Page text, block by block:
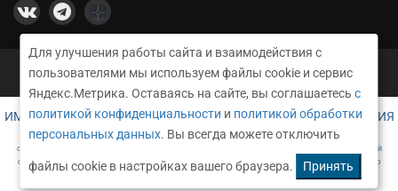
Для улучшения работы сайта и взаимодействия с
пользователями мы используем файлы cookie и сервис
Яндекс.Метрика. Оставаясь на сайте, вы соглашаетесьс
политикой конфиденциальности и политикой обработки
персональных данных. Вы всегда можете отключить
файлы cookie в настройках вашего браузера. Принять
©2026 Сеть медицинских центров Никсор
Техническое сопровождение и создание сайта RusGrup
ИМЕЮТСЯ ПРОТИВОПОКАЗАНИЯ. НЕОБХОДИМА КОНСУЛЬТАЦИЯ
СПЕЦИАЛИСТА
САЙТ НОСИТ ИСКЛЮЧИТЕЛЬНО ИНФОРМАЦИОННЫЙ ХАРАКТЕР И НИ ПРИ КАКИХ УСЛОВИЯХ НЕ ЯВЛЯЕТСЯ ПУБЛИЧНОЙ
ОФЕРТОЙ, ОПРЕДЕЛЯЕМОЙ ПОЛОЖЕНИЯМИ Ч. 2 СТ. 437 ГРАЖДАНСКОГО КОДЕКСА РФ. ЧТОБЫ ПОЛУЧИТЬ ПОДРОБНУЮ
ИНФОРМАЦИЮ О СТОИМОСТИ УСЛУГ, ОБРАЩАЙТЕСЬ, ПОЖАЛУЙСТА, К АДМИНИСТРАТОРАМ КЛИНИК.